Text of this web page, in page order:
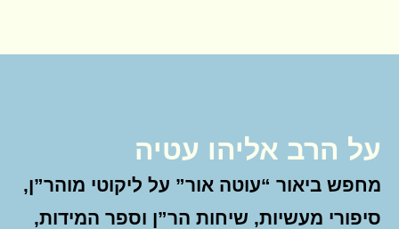
על הרב אליהו עטיה
מחפש ביאור “עוטה אור” על ליקוטי מוהר”ן,
סיפורי מעשיות, שיחות הר”ן וספר המידות,